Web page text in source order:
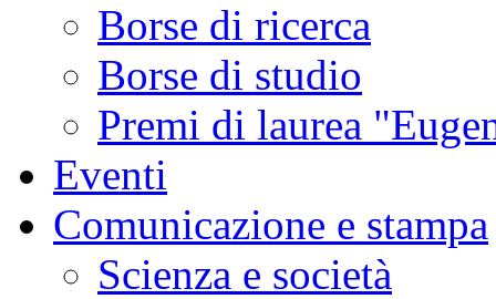
Borse di ricerca
Borse di studio
Premi di laurea
Eventi
Comunicazione e stampa
Scienza e società